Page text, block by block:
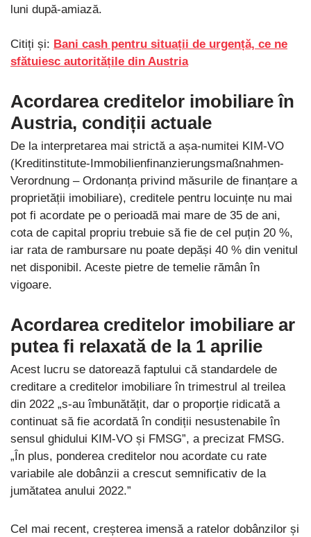
luni după-amiază.
Citiți și: Bani cash pentru situații de urgență, ce ne
sfătuiesc autoritățile din Austria
Acordarea creditelor imobiliare în
Austria, condiții actuale
De la interpretarea mai strictă a așa-numitei KIM-VO
(Kreditinstitute-Immobilienfinanzierungsmaßnahmen-
Verordnung – Ordonanța privind măsurile de finanțare a
proprietății imobiliare), creditele pentru locuințe nu mai
pot fi acordate pe o perioadă mai mare de 35 de ani,
cota de capital propriu trebuie să fie de cel puțin 20 %,
iar rata de rambursare nu poate depăși 40 % din venitul
net disponibil. Aceste pietre de temelie rămân în
vigoare.
Acordarea creditelor imobiliare ar
putea fi relaxată de la 1 aprilie
Acest lucru se datorează faptului că standardele de
creditare a creditelor imobiliare în trimestrul al treilea
din 2022 „s-au îmbunătățit, dar o proporție ridicată a
continuat să fie acordată în condiții nesustenabile în
sensul ghidului KIM-VO și FMSG”, a precizat FMSG.
„În plus, ponderea creditelor nou acordate cu rate
variabile ale dobânzii a crescut semnificativ de la
jumătatea anului 2022.”
Cel mai recent, creșterea imensă a ratelor dobânzilor și